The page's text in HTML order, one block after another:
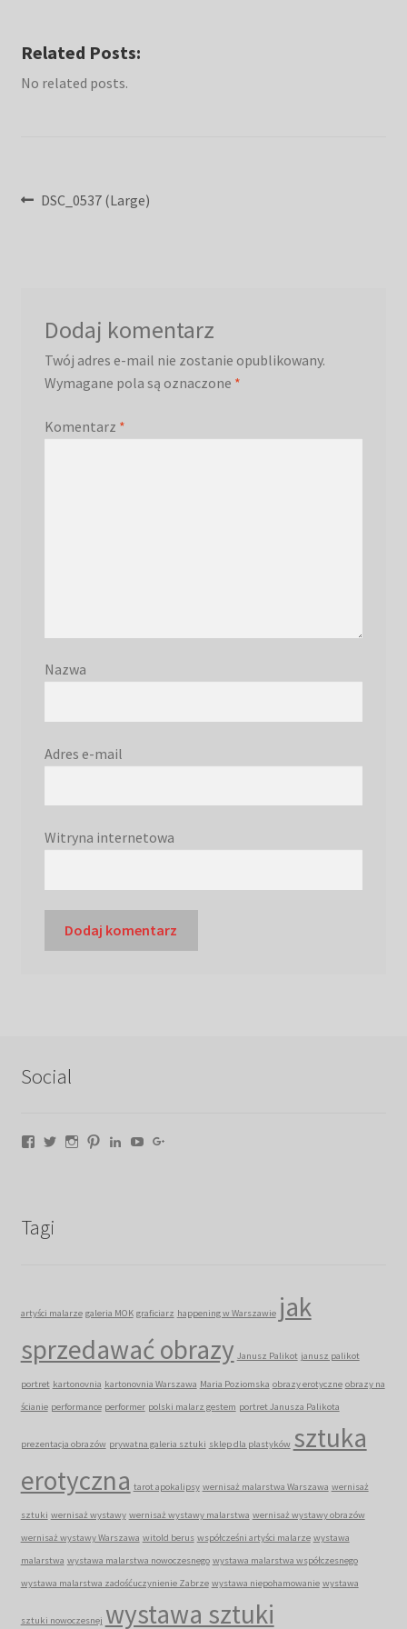
Related Posts:
No related posts.
Nawigacja
Poprzedni
DSC_0537 (Large)
Dodaj komentarz
Twój adres e-mail nie zostanie opublikowany.
Wymagane pola są oznaczone *
Komentarz *
Nazwa
Adres e-mail
Witryna internetowa
Social
Facebook
TwitterInstagram
PinterestLinkedIn
YouTube
Tagi
artyści malarze galeria MOK graficiarz happening w Warszawie jak
sprzedawać obrazy Janusz Palikot janusz palikot
portret kartonovnia kartonovnia Warszawa Maria Poziomska obrazy erotyczne obrazy na
ścianie performance performer polski malarz gestem portret Janusza Palikota
prezentacja obrazów prywatna galeria sztuki sklep dla plastyków sztuka
erotyczna tarot apokalipsy wernisaż malarstwa Warszawa wernisaż
sztuki wernisaż wystawy wernisaż wystawy malarstwa wernisaż wystawy obrazów
wernisaż wystawy Warszawa witold berus współcześni artyści malarze wystawa
malarstwa wystawa malarstwa nowoczesnego wystawa malarstwa współczesnego
wystawa malarstwa zadośćuczynienie Zabrze wystawa niepohamowanie wystawa
sztuki nowoczesnej wystawa sztuki